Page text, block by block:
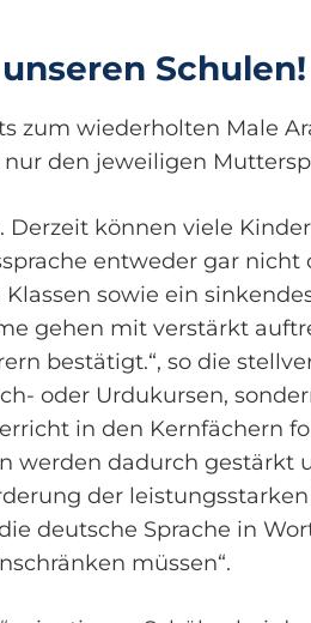
Schulen!
zum wiederholten Male
den jeweiligen
Derzeit können viele
entweder gar nicht
sowie ein
gehen mit verstärkt
bestätigt.“, so die
oder Urdukursen,
in den Kernfächern
werden dadurch gestärkt
der
deutsche Sprache in
müssen“.